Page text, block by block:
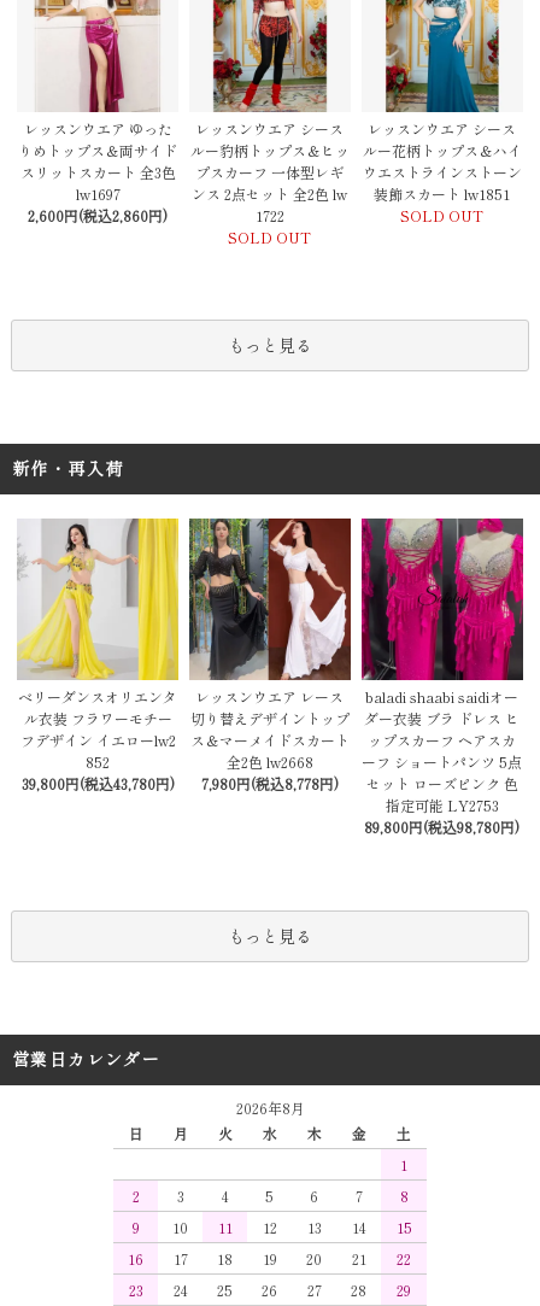
レッスンウエア ゆった
りめトップス＆両サイド
スリットスカート 全3色
lw1697
2,600円(税込2,860円)
レッスンウエア シース
ルー豹柄トップス＆ヒッ
プスカーフ 一体型レギ
ンス 2点セット 全2色 lw
1722
SOLD OUT
レッスンウエア シース
ルー花柄トップス＆ハイ
ウエストラインストーン
装飾スカート lw1851
SOLD OUT
もっと見る
新作・再入荷
ベリーダンスオリエンタ
ル衣装 フラワーモチー
フデザイン イエローlw2
852
39,800円(税込43,780円)
レッスンウエア レース
切り替えデザイントップ
ス＆マーメイドスカート
全2色 lw2668
7,980円(税込8,778円)
baladi shaabi saidiオー
ダー衣装 ブラ ドレス ヒ
ップスカーフ ヘアスカ
ーフ ショートパンツ 5点
セット ローズピンク 色
指定可能 LY2753
89,800円(税込98,780円)
もっと見る
営業日カレンダー
2026年8月
日
月 火 水 木 金
土
1
2
3 4 5 6 7
8
9
10 11 12 13 14
15
16
17 18 19 20 21
22
23
24 25 26 27 28
29